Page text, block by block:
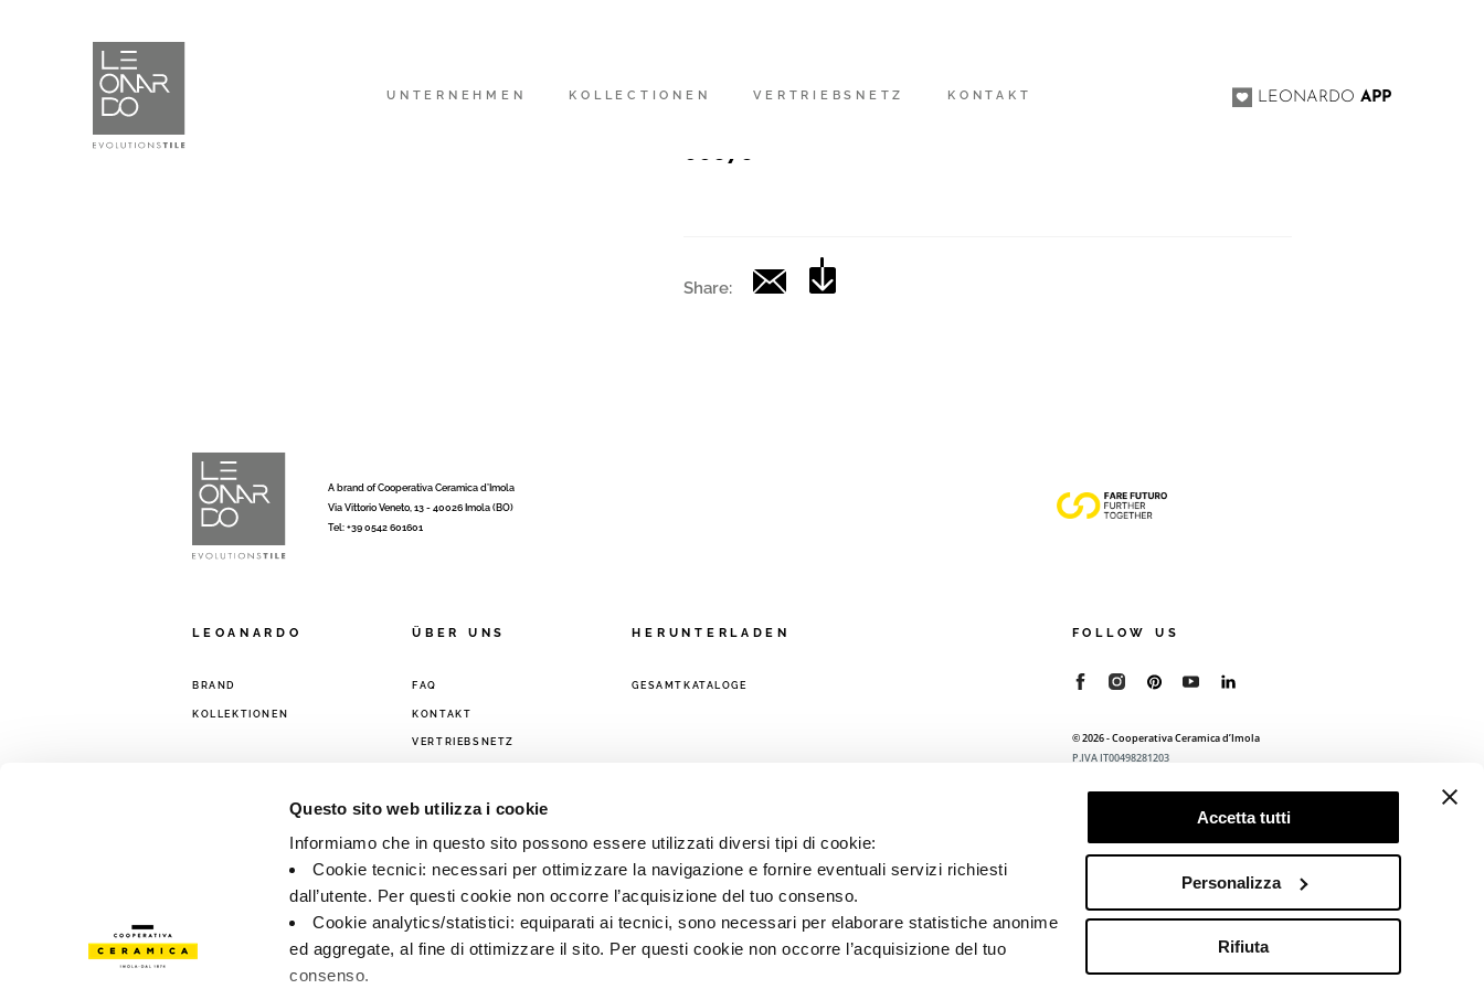
Questo sito web utilizza i cookie
Informiamo che in questo sito possono essere utilizzati diversi tipi di cookie:
Cookie tecnici: necessari per ottimizzare la navigazione e fornire eventuali servizi richiesti
dall’utente. Per questi cookie non occorre l’acquisizione del tuo consenso.
Cookie analytics/statistici: equiparati ai tecnici, sono necessari per elaborare statistiche anonime
ed aggregate, al fine di ottimizzare il sito. Per questi cookie non occorre l’acquisizione del tuo
consenso.
Accetta tutti
Personalizza
Rifiuta
UNTERNEHMEN KOLLECTIONEN VERTRIEBSNETZ KONTAKT LEONARDOAPP
00676
Share:
A brand of Cooperativa Ceramica d’Imola
Via Vittorio Veneto, 13 - 40026 Imola (BO)
Tel: +39 0542 601601
LEOANARDO
BRAND
KOLLEKTIONEN
ÜBER UNS
FAQ
KONTAKT
VERTRIEBSNETZ
HERUNTERLADEN
GESAMTKATALOGE
FOLLOW US
© 2026 - Cooperativa Ceramica d’Imola
P.IVA IT00498281203
R.E.A. BO 5545
Cookie policy—Preferenze